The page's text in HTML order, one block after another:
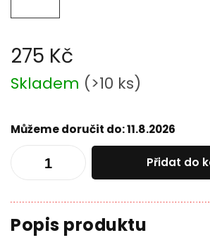
275 Kč
Měrná
cena:
Skladem (>10 ks)
Můžeme doručit do:11.8.2026
Přidat do